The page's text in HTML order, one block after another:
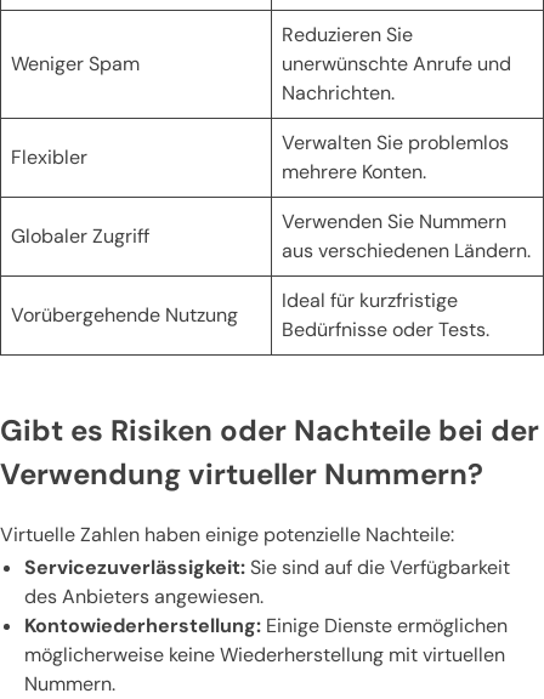
Weniger Spam
Reduzieren Sie
unerwünschte Anrufe und
Nachrichten.
Flexibler
Verwalten Sie problemlos
mehrere Konten.
Globaler Zugriff
Verwenden Sie Nummern
aus verschiedenen Ländern.
Vorübergehende Nutzung
Ideal für kurzfristige
Bedürfnisse oder Tests.
Gibt es Risiken oder Nachteile bei der
Verwendung virtueller Nummern?
Virtuelle Zahlen haben einige potenzielle Nachteile:
Servicezuverlässigkeit:Sie sind auf die Verfügbarkeit
des Anbieters angewiesen.
Kontowiederherstellung: Einige Dienste ermöglichen
möglicherweise keine Wiederherstellung mit virtuellen
Nummern.